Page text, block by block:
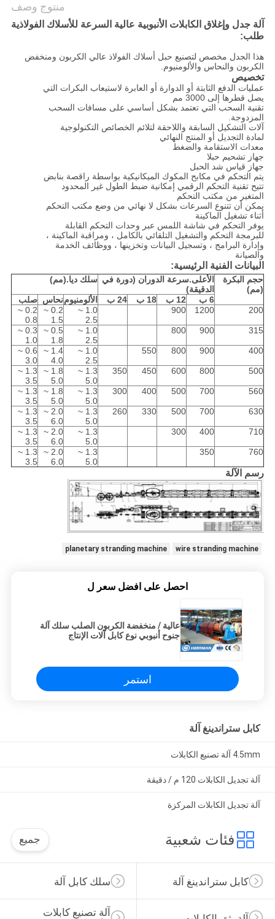
منتوج وصف
آلة جدل وإغلاق الكابلات الأنبوبية عالية السرعة للأسلاك الفولاذية
طلب:
هذا الجدل مخصص لتصنيع حبل أسلاك الفولاذ عالي الكربون ومنخفض
الكربون والنحاس والألومنيوم.
تخصيص
عمليات الدفع الثابتة أو الدوارة أو العابرة لاستيعاب البكرات التي
يصل قطرها إلى 3000 مم
تقنية السحب التي تعتمد بشكل أساسي على مسافات السحب
المزدوجة.
آلات التشكيل السابقة واللاحقة لتلائم الخصائص التكنولوجية
لمادة التجديل أو المنتج النهائي
معدات الاستقامة والضغط
جهاز تشحيم حبلا
جهاز قياس شد الحبل
يتم التحكم في مكابح المكوك الميكانيكية بواسطة راقصة بنابض
تتيح تقنية التحكم الرقمي إمكانية ضبط الطول غير المحدود
المتغير من مكتب التحكم
يمكن أن تتنوع السرعات بشكل لا نهائي من وضع مكتب التحكم
أثناء تشغيل الماكينة
يوفر التحكم في شاشة اللمس عبر وحدات التحكم القابلة
للبرمجة التحكم والتشغيل التلقائي بالكامل ، ومراقبة الماكينة ،
وإدارة البرامج ، وتسجيل البيانات وتخزينها ، ووظائف الخدمة
والصيانة
البيانات الفنية الرئيسية:
حجم البكرة
(مم)
الأعلى.سرعة الدوران (دورة في
الدقيقة)
سلك ديا.(مم)
6 ب 12 ب 18 ب 24 ب الألومنيومنحاس صلب
200
1200
900
1.0 ~
2.5
0.2 ~
1.5
0.2 ~
0.8
315
900
800
1.0 ~
2.5
0.5 ~
1.8
0.3 ~
1.0
400
900
800
550
1.0 ~
2.5
1.4 ~
4.0
0.6 ~
3.0
500
800
600
450
350
1.3 ~
5.0
1.8 ~
5.0
1.3 ~
3.5
560
700
500
400
300
1.3 ~
5.0
1.8 ~
5.0
1.3 ~
3.5
630
700
500
330
260
1.3 ~
5.0
2.0 ~
6.0
1.3 ~
3.5
710
400
300
1.3 ~
5.0
2.0 ~
6.0
1.3 ~
3.5
760
350
1.3 ~
5.0
2.0 ~
6.0
1.3 ~
3.5
رسم الآلة
wire stranding machine
planetary stranding machine
احصل على افضل سعر ل
عالية / منخفضة الكربون الصلب سلك آلة
جنوح أنبوبي نوع كابل آلات الإنتاج
استمر
كابل ستراندينغ آلة
4.5mm آلة تصنيع الكابلات
آلة تجديل الكابلات 120 م / دقيقة
آلة تجديل الكابلات المركزة
فئات شعبية جميع
سلك كابل آلة كابل ستراندينغ آلة
آلة تصنيع كابلات